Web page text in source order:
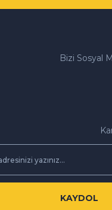
Bizi Sosyal
KAYDOL